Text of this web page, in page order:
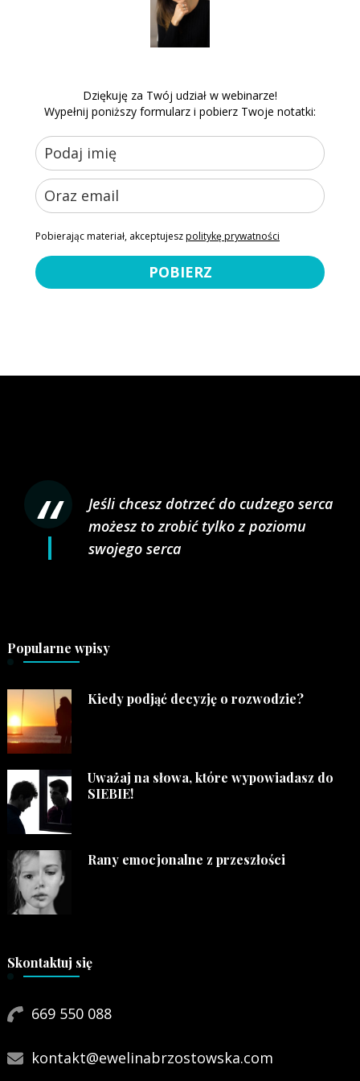
Dziękuję za Twój udział w webinarze!
Wypełnij poniższy formularz i pobierz Twoje notatki:
Pobierając materiał, akceptujeszpolitykę prywatności
POBIERZ
Jeśli chcesz dotrzeć do cudzego serca
możesz to zrobić tylko z poziomu
swojego serca
Popularne wpisy
Kiedy podjąć decyzję o rozwodzie?
Uważaj na słowa, które wypowiadasz do
SIEBIE!
Rany emocjonalne z przeszłości
Skontaktuj się
669 550 088
kontakt@ewelinabrzostowska.com